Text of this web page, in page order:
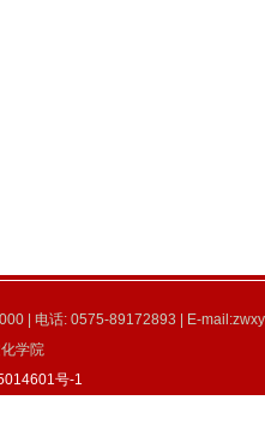
| 电话: 0575-89172893 | E-
学院
号-1